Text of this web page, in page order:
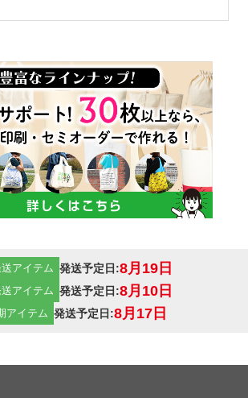
アイテム 発送予定日:8月19日
アイテム 発送予定日:8月10日
アイテム 発送予定日:8月17日